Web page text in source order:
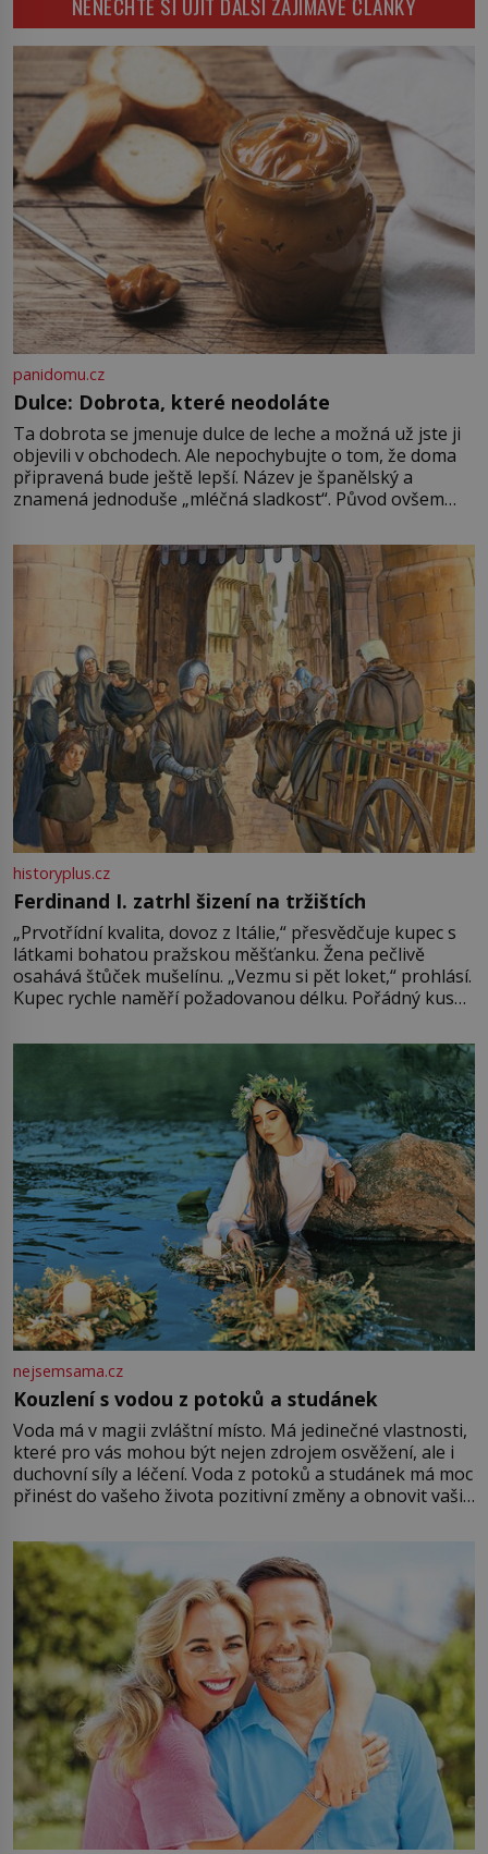
mince připadají samozřejmé, ale po
většinu […]
zvířat nikomu neublíží. To je ale
velký omyl. Pouhých 24 králíků,
kterým v roce 1859 dá
domov Thomas Austin (1815-1871),
rozpoutá nejrychlejší invazi savců
v lidské historii. […]
NENECHTE SI UJÍT DALŠÍ ZAJÍMAVÉ ČLÁNKY
panidomu.cz
Dulce: Dobrota, které neodoláte
Ta dobrota se jmenuje dulce de leche a možná už jste ji
objevili v obchodech. Ale nepochybujte o tom, že doma
připravená bude ještě lepší. Název je španělský a
znamená jednoduše „mléčná sladkost“. Původ ovšem
pře hned několik latinskoamerických zemí a k tomu
Francie, kde se traduje,
historyplus.cz
Ferdinand I. zatrhl šizení na tržištích
„Prvotřídní kvalita, dovoz z Itálie,“ přesvědčuje kupec s
látkami bohatou pražskou měšťanku. Žena pečlivě
osahává štůček mušelínu. „Vezmu si pět loket,“ prohlásí.
Kupec rychle naměří požadovanou délku. Pořádný kus
milostpaní. Stačí jenom na sukni,“ zhodnotí švadlena
množství růžového mušelínu. „Ošidili vás, podívejte.“
Vezme do ruky dřevěnou
nejsemsama.cz
Kouzlení s vodou z potoků a studánek
Voda má v magii zvláštní místo. Má jedinečné vlastnosti,
které pro vás mohou být nejen zdrojem osvěžení, ale i
duchovní síly a léčení. Voda z potoků a studánek má moc
přinést do vašeho života pozitivní změny a obnovit vaši
můžete obohatit své rituály a přinést do svého života
větší harmonii a klid. Je důležité